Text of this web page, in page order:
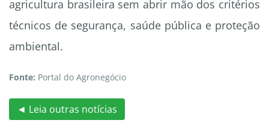
agricultura brasileira sem abrir mão dos critérios
técnicos de segurança, saúde pública e proteção
ambiental.
Fonte: Portal do Agronegócio
◄ Leia outras notícias